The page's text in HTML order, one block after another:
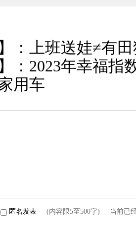
：
上班送娃≠有
： 2023年幸福指
用车
匿名发表 (内容限5至500字) 当前已